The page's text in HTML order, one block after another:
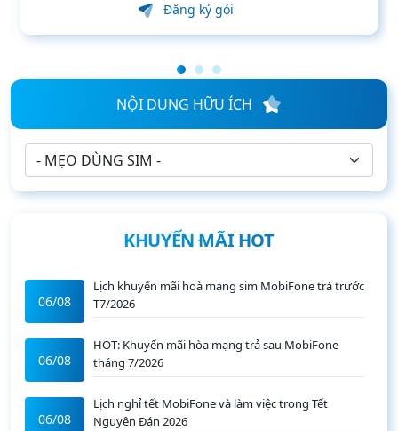
Đăng ký gói
NỘI DUNG HỮU ÍCH
KHUYẾN MÃI HOT
06/08
Lịch khuyến mãi hoà mạng sim MobiFone trả trước
T7/2026
06/08
HOT: Khuyến mãi hòa mạng trả sau MobiFone
tháng 7/2026
06/08
Lịch nghỉ tết MobiFone và làm việc trong Tết
Nguyên Đán 2026